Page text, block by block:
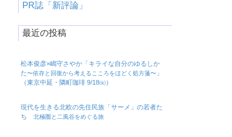
PR誌「新評論」
最近の投稿
松本俊彦×嶋守さやか「キライな自分のゆるしか
た〜依存と回復から考えるこころをほどく処方箋〜」
（東京中延・隣町珈琲 9/18㈮）
現代を生きる北欧の先住民族「サーメ」の若者た
ち 北極圏と二風谷をめぐる旅